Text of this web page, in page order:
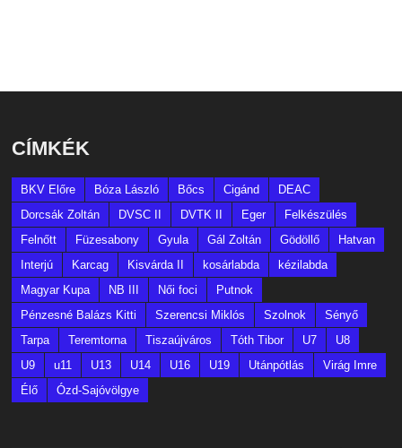
CÍMKÉK
BKV Előre Bóza László Bőcs Cigánd
DEAC
Dorcsák Zoltán
DVSC II DVTK II Eger
Felkészülés
Felnőtt
Füzesabony Gyula Gál Zoltán Gödöllő
Hatvan
Interjú
Karcag Kisvárda II kosárlabda
kézilabda
Magyar Kupa
NB III Női foci
Putnok
Pénzesné Balázs Kitti
Szerencsi Miklós Szolnok
Sényő
Tarpa
Teremtorna Tiszaújváros Tóth Tibor U7
U8
U9
u11 U13 U14 U16 U19 Utánpótlás
Virág Imre
Élő
Ózd-Sajóvölgye